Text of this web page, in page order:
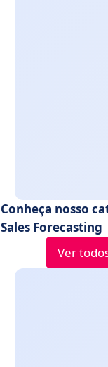
Conheça nosso
Sales Forecasting
Ver